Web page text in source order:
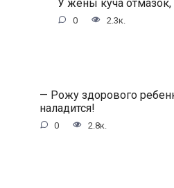
0 2.3к.
— Рожу здорового
наладится!
0 2.8к.